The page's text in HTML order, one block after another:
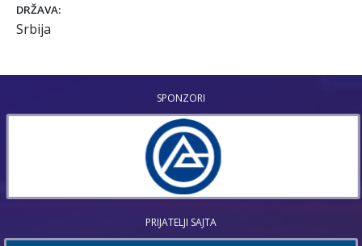
DRŽAVA:
Srbija
SPONZORI
PRIJATELJI SAJTA